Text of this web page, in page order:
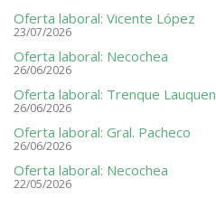
Oferta laboral: Vicente López
23/07/2026
Oferta laboral: Necochea
26/06/2026
Oferta laboral: Trenque Lauquen
26/06/2026
Oferta laboral: Gral. Pacheco
26/06/2026
Oferta laboral: Necochea
22/05/2026